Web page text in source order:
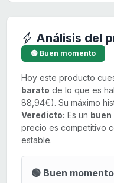
Análisis del
🟢 Buen momento
Hoy este producto
barato de lo que es
88,94€). Su máximo
Veredicto: Es un buen
precio es competitivo
estable.
🟢 Buen momento